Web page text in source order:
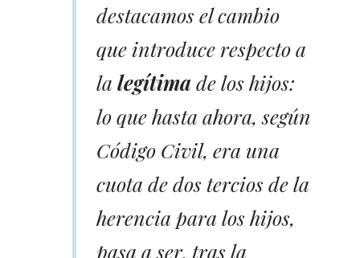
destacamos el cambio
que introduce respecto a
la legítimade los hijos:
lo que hasta ahora, según
Código Civil, era una
cuota de dos tercios de la
herencia para los hijos,
pasa a ser, tras la